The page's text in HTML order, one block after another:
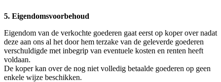
5. Eigendomsvoorbehoud
Eigendom van de verkochte goederen gaat eerst op koper over nadat
deze aan ons al het door hem terzake van de geleverde goederen
verschuldigde met inbegrip van eventuele kosten en renten heeft
voldaan.
De koper kan over de nog niet volledig betaalde goederen op geen
enkele wijze beschikken.